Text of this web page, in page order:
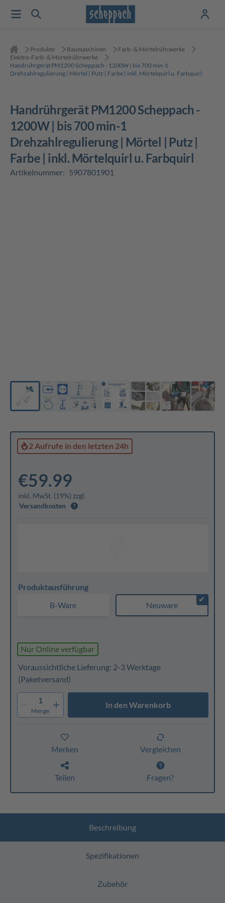
Produkte Baumaschinen
Farb- & Mörtelrührwerke
Elektro-Farb- & Mörtelrührwerke
Handrührgerät PM1200 Scheppach - 1200W | bis 700 min-1
Drehzahlregulierung | Mörtel | Putz | Farbe | inkl. Mörtelquirl u. Farbquirl
Handrührgerät PM1200 Scheppach -
1200W | bis 700 min-1
Drehzahlregulierung | Mörtel | Putz |
Farbe | inkl. Mörtelquirl u. Farbquirl
Artikelnummer: 5907801901
2 Aufrufe in den letzten 24h
€59.99
inkl. MwSt. (19%) zzgl.
Versandkosten
Produktausführung
B-Ware
✔
Neuware
Nur Online verfügbar
Voraussichtliche Lieferung: 2-3 Werktage
(Paketversand)
1
Menge
In den Warenkorb
Merken Vergleichen
Teilen Fragen?
Beschreibung
Spezifikationen
Zubehör